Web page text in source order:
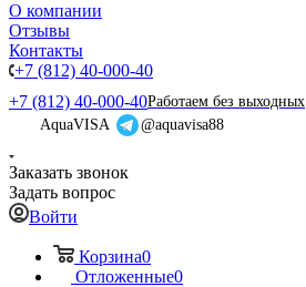
О компании
Отзывы
Контакты
+7 (812) 40-000-40
+7 (812) 40-000-40Работаем без выходных
AquaVISA
@aquavisa88
Заказать звонок
Задать вопрос
Войти
Корзина0
Отложенные0